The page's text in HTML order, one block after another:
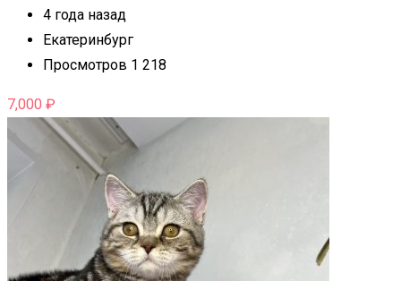
4 года назад
Екатеринбург
Просмотров 1 218
7,000 ₽